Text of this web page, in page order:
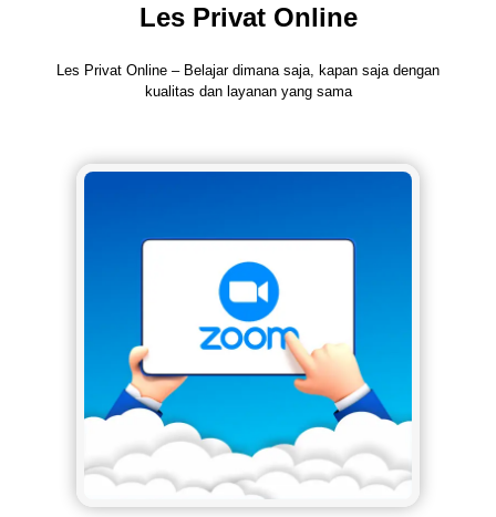
Les Privat Online
Les Privat Online – Belajar dimana saja, kapan saja dengan
kualitas dan layanan yang sama